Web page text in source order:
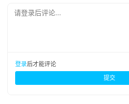
请登录后评论...
登录后才能评论
提交